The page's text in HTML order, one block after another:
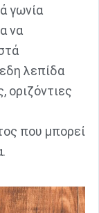
γωνία
να
λεπίδα
οριζόντιες
που μπορεί